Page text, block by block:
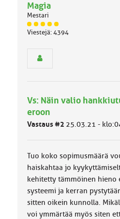
Magia
Mestari
J
ä
m
ä
u
k
a
Viestejä: 4394
Vs: Näin valio
eroon
Vastaus #2 25.03.21 -
Tuo koko sopimusmäärä
haiskahtaa jo
kehitetty tämmöinen hieno
systeemi ja kerran
sitten oikein kunnolla.
voi ymmärtää myös siten